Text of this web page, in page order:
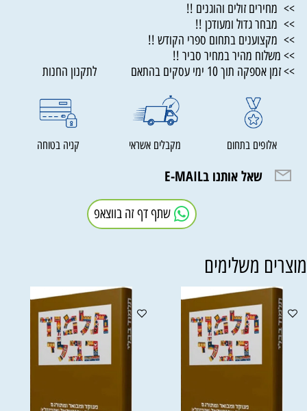
>> מחירים זולים והוגנים !!
>> מבחר גדול ומעודכן !!
>> מקצוענים בתחום ספרי הקודש !!
>> משלוח מהיר במחיר סביר !!
>> זמן אספקה תוך 10 ימי עסקים בהתאם לתקנון החנות
אלופים בתחום מקבלים אשראי קניה בטוחה
שאל אותנו בE-MAIL
שתף דף זה בווצאפ
משלימים